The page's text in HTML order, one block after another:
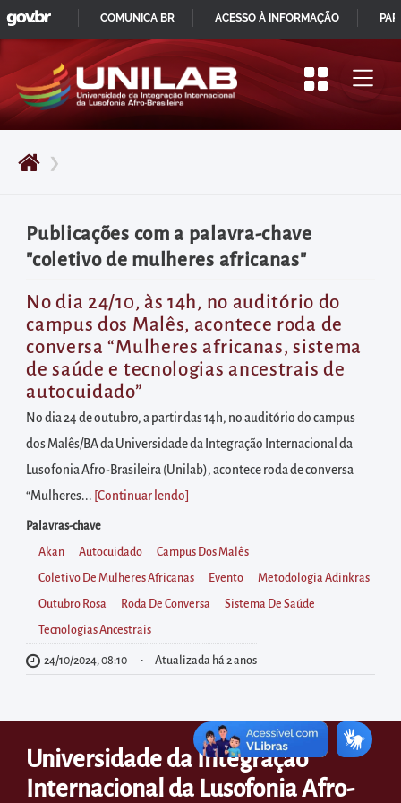
Pular
para
início
do
principal
Acessar
diretamente
o
menu
principal
Acessar
diretamente
à
área
para
realizar
buscas
internas
Acessar
diretamente
as
informações
❯
Publicações com a palavra-chave
"coletivo de mulheres africanas"
No dia 24/10, às 14h, no auditório do
campus dos Malês, acontece roda de
conversa “Mulheres africanas, sistema
de saúde e tecnologias ancestrais de
autocuidado”
No dia 24 de outubro, a partir das 14h, no auditório do campus
dos Malês/BA da Universidade da Integração Internacional da
Lusofonia Afro-Brasileira (Unilab), acontece roda de conversa
“Mulheres... [Continuar lendo
Palavras-chave
Akan Autocuidado Campus Dos Malês
Coletivo De Mulheres Africanas Evento Metodologia Adinkras
Outubro Rosa Roda De Conversa Sistema De Saúde
Tecnologias Ancestrais
24/10/2024, 08:10 Atualizada há 2 anos
Universidade da Integração
Internacional da Lusofonia Afro-
IR
PARA
CONTEÚDO
GOVBR
COMUNICA BR ACESSO À INFORMAÇÃO